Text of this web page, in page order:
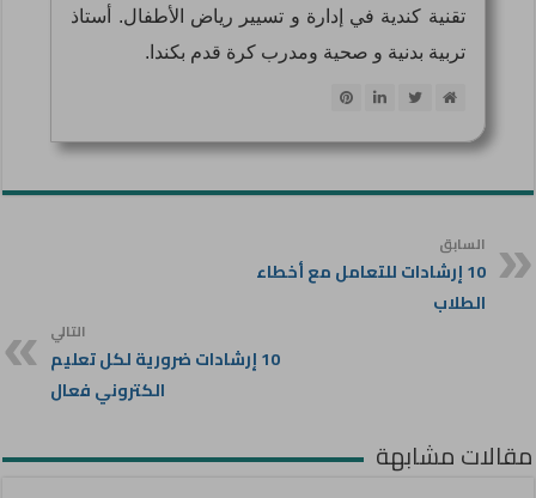
تقنية كندية في إدارة و تسيير رياض الأطفال. أستاذ
تربية بدنية و صحية ومدرب كرة قدم بكندا.
السابق
10 إرشادات للتعامل مع أخطاء
الطلاب
التالي
10 إرشادات ضرورية لكل تعليم
الكتروني فعال
مقالات مشابهة